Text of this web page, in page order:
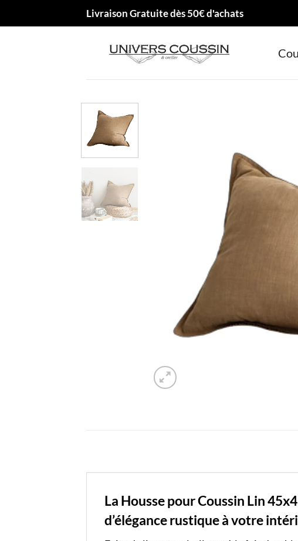
Livraison Gratuite dès 50€ d'achats
La Housse pour Coussin Lin
d’élégance rustique à votre